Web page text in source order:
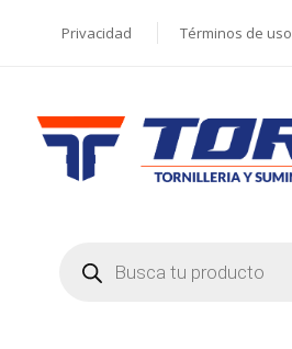
Privacidad Términos de uso
search